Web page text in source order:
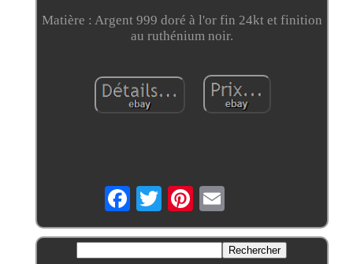
Matière : Argent 999 doré à l'or fin 24kt et finition
au ruthénium noir.